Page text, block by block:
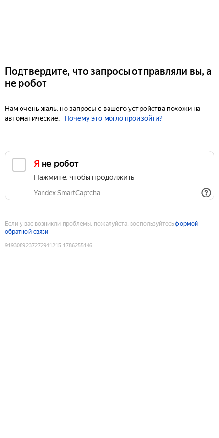
Подтвердите, что запросы отправляли вы, а
не робот
Нам очень жаль, но запросы с вашего устройства похожи на
автоматические.
Почему это могло произойти?
Я не робот
Нажмите, чтобы продолжить
Yandex SmartCaptcha
Если у вас возникли проблемы, пожалуйста, воспользуйтесьформой
обратной связи
9193089237272941215:1786255146